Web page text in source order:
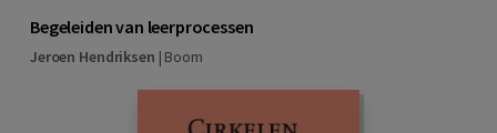
Begeleiden van leerprocessen
Jeroen Hendriksen | Boom